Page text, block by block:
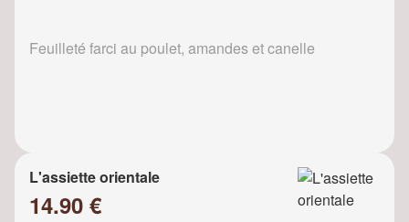
Feuilleté farci au poulet, amandes et canelle
L'assiette orientale
14.90 €